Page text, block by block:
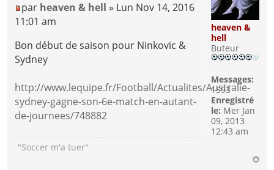
par heaven & hell » Lun Nov 14, 2016
11:01 am
Bon début de saison pour Ninkovic &
Sydney
http://www.lequipe.fr/Football/Actualites/Australie-
sydney-gagne-son-6e-match-en-autant-
de-journees/748882
"Soccer m'a tuer"
heaven &
hell
Buteur
Messages:
1593
Enregistré
le: Mer Jan
09, 2013
12:43 am